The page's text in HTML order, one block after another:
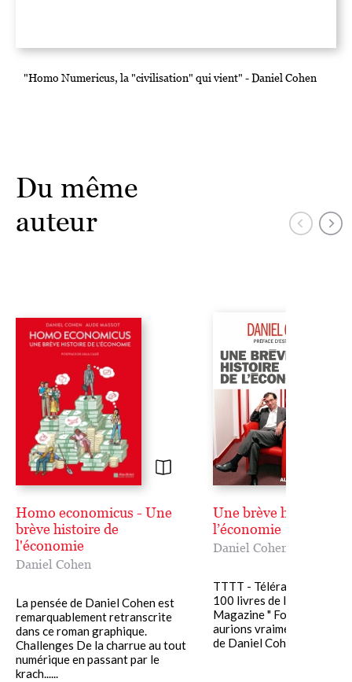
"Homo Numericus, la "civilisation" qui vient" - Daniel Cohen
Du même
auteur
Homo economicus - Une
brève histoire de
l'économie
Daniel Cohen
La pensée de Daniel Cohen est
remarquablement retranscrite
dans ce roman graphique.
Challenges De la charrue au tout
numérique en passant par le
krach......
Une brève histoire de
l’économie
Daniel Cohen
TTTT - Télérama
100 livres de l'année
Magazine " Formidable.
aurions vraiment encore
de Daniel Cohen. " Les